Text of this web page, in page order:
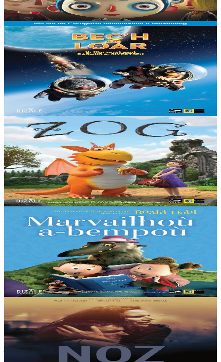
compter sur les...
En stock12,00 €
3 ans et plus
Dizale
Månsken i Flåklypa (Le Voyage dans la Lune)
Tous les pays du monde rêvent d’atteindre la Lune pour y planter
leur drapeau. Solan et Ludvig décident de tenter leur chance à bord
de la fusée construite par Féodor....
En stock15,00 €
3 ans et plus
Dizale
Zog
Zog est un jeune dragon passionné mais maladroit. À l'école des
dragons, il apprend à voler, à rugir, à cracher du feu et à combattre.
Et enfin, pour parachever...
En stock15,00 €
Un conte peut en cacher un autre
Comment réinventer les contes de fées avec humour et intelligence...
Imaginons que Le Petit Chaperon Rouge et Blanche-Neige soient de
vieilles copines......
En stock15,00 €
Noz
Mael a quinze ans quand il fait la connaissance de Kevin, un ami de
jeunesse de sa mère, récemment revenu à Brest. Mais cette rencontre
bouleverse Liza qui...